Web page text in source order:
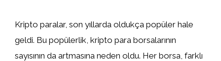
Kripto paralar, son yıllarda oldukça popüler hale
geldi. Bu popülerlik, kripto para borsalarının
sayısının da artmasına neden oldu. Her borsa, farklı